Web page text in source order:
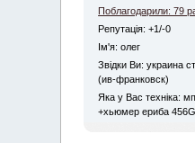
Поблагодарили: 79
Репутація: +1/-0
Iм'я: олег
Звідки Ви: украина
(ив-франковск)
Яка у Вас техніка:
+хьюмер ериба 456G